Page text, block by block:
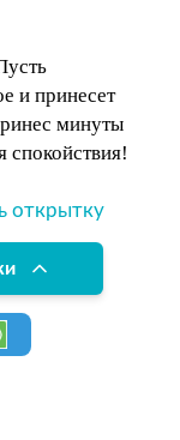
и принесет
минуты
спокойствия!
открытку